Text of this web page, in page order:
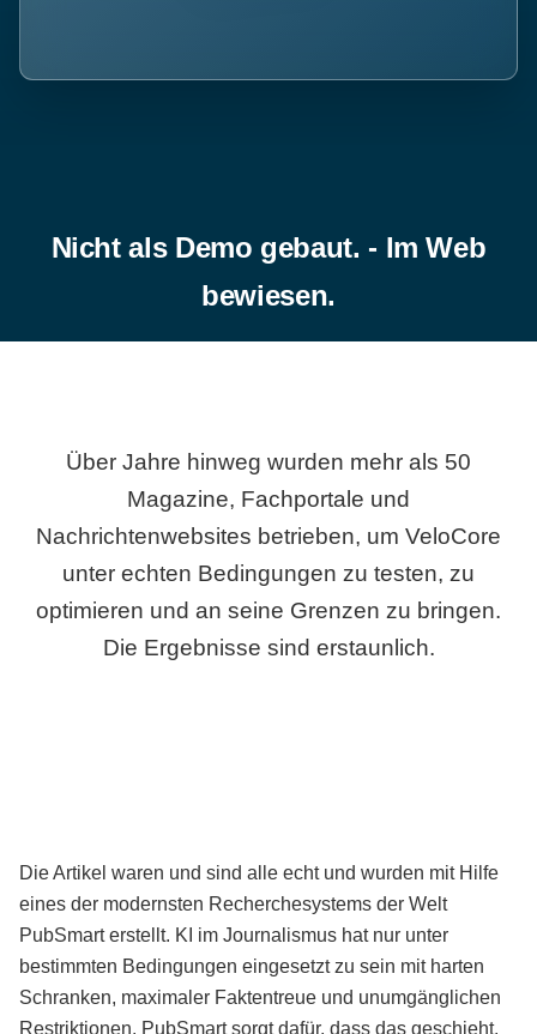
Nicht als Demo gebaut. - Im Web
bewiesen.
Über Jahre hinweg wurden mehr als 50
Magazine, Fachportale und
Nachrichtenwebsites betrieben, um VeloCore
unter echten Bedingungen zu testen, zu
optimieren und an seine Grenzen zu bringen.
Die Ergebnisse sind erstaunlich.
Die Artikel waren und sind alle echt und wurden mit Hilfe
eines der modernsten Recherchesystems der Welt
PubSmart erstellt. KI im Journalismus hat nur unter
bestimmten Bedingungen eingesetzt zu sein mit harten
Schranken, maximaler Faktentreue und unumgänglichen
Restriktionen. PubSmart sorgt dafür, dass das geschieht.